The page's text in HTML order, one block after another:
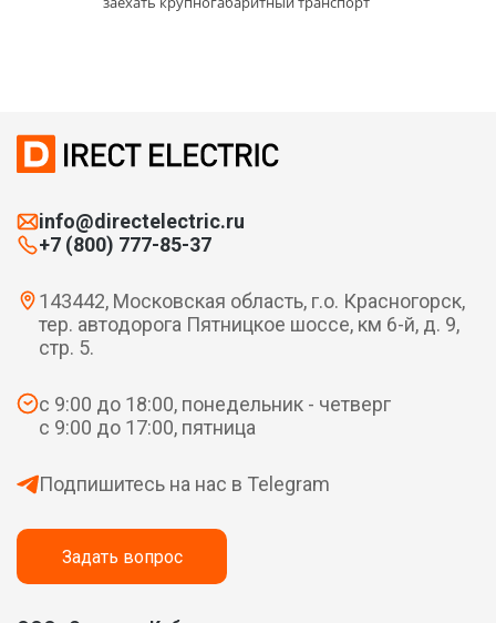
info@directelectric.ru
+7 (800) 777-85-37
143442, Московская область, г.о. Красногорск,
тер. автодорога Пятницкое шоссе, км 6-й, д. 9,
стр. 5.
с 9:00 до 18:00, понедельник - четверг
с 9:00 до 17:00, пятница
Подпишитесь на нас в Telegram
Задать вопрос